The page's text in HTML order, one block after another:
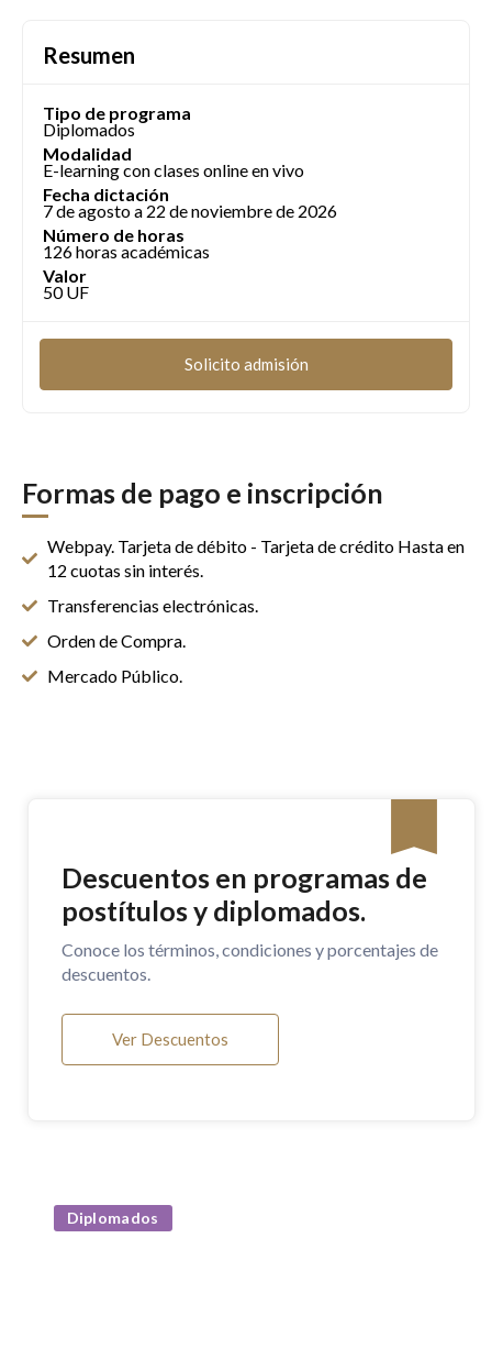
Resumen
Tipo de programa
Diplomados
Modalidad
E-learning con clases online en vivo
Fecha dictación
7 de agosto a 22 de noviembre de 2026
Número de horas
126 horas académicas
Valor
50 UF
Solicito admisión
Formas de pago e inscripción
Webpay. Tarjeta de débito - Tarjeta de crédito Hasta en
12 cuotas sin interés.
Transferencias electrónicas.
Orden de Compra.
Mercado Público.
Descuentos en programas de
postítulos y diplomados.
Conoce los términos, condiciones y porcentajes de
descuentos.
Ver Descuentos
Diplomados